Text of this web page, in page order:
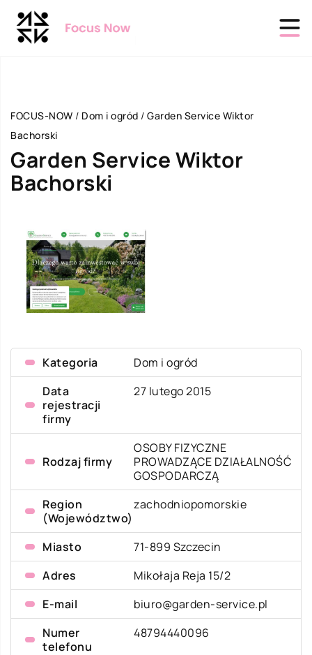
FOCUS-NOW / Dom i ogród / Garden Service Wiktor
Bachorski
Garden Service Wiktor
Bachorski
Kategoria
Dom i ogród
Data
rejestracji
firmy
27 lutego 2015
Rodzaj firmy
OSOBY FIZYCZNE
PROWADZĄCE DZIAŁALNOŚĆ
GOSPODARCZĄ
Region
(Województwo)
zachodniopomorskie
Miasto
71-899 Szczecin
Adres
Mikołaja Reja 15/2
E-mail
biuro@garden-service.pl
Numer
telefonu
48794440096